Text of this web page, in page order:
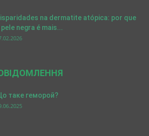
na dermatite atópica: por que
pele negra é mais...
таке геморой?